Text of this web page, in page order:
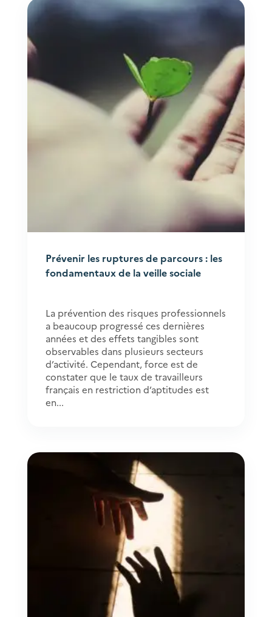
Prévenir les ruptures de parcours : les
fondamentaux de la veille sociale
La prévention des risques professionnels
a beaucoup progressé ces dernières
années et des effets tangibles sont
observables dans plusieurs secteurs
d’activité. Cependant, force est de
constater que le taux de travailleurs
français en restriction d’aptitudes est
en...